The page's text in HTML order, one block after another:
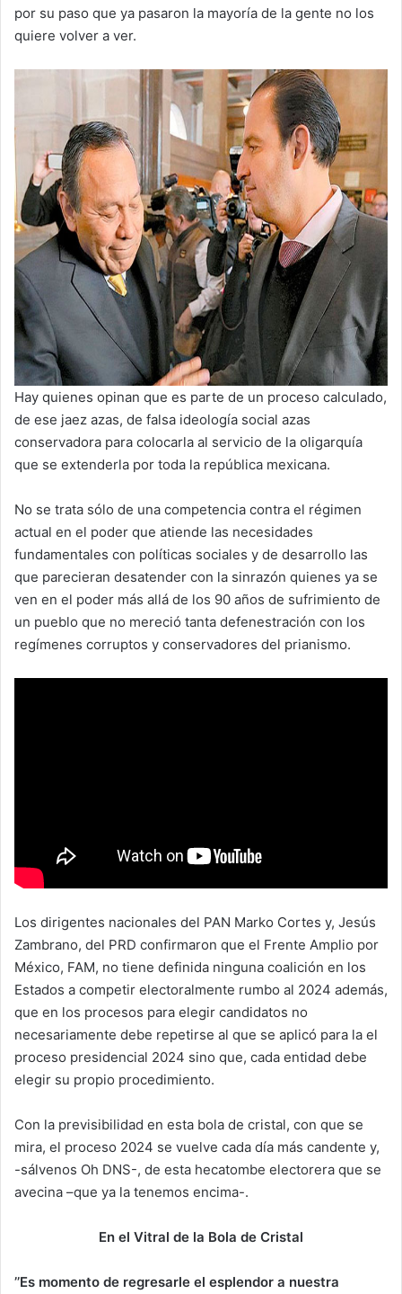
por su paso que ya pasaron la mayoría de la gente no los
quiere volver a ver.
Hay quienes opinan que es parte de un proceso calculado,
de ese jaez azas, de falsa ideología social azas
conservadora para colocarla al servicio de la oligarquía
que se extenderla por toda la república mexicana.
No se trata sólo de una competencia contra el régimen
actual en el poder que atiende las necesidades
fundamentales con políticas sociales y de desarrollo las
que parecieran desatender con la sinrazón quienes ya se
ven en el poder más allá de los 90 años de sufrimiento de
un pueblo que no mereció tanta defenestración con los
regímenes corruptos y conservadores del prianismo.
Los dirigentes nacionales del PAN Marko Cortes y, Jesús
Zambrano, del PRD confirmaron que el Frente Amplio por
México, FAM, no tiene definida ninguna coalición en los
Estados a competir electoralmente rumbo al 2024 además,
que en los procesos para elegir candidatos no
necesariamente debe repetirse al que se aplicó para la el
proceso presidencial 2024 sino que, cada entidad debe
elegir su propio procedimiento.
Con la previsibilidad en esta bola de cristal, con que se
mira, el proceso 2024 se vuelve cada día más candente y,
-sálvenos Oh DNS-, de esta hecatombe electorera que se
avecina –que ya la tenemos encima-.
En el Vitral de la Bola de Cristal
’’Es momento de regresarle el esplendor a nuestra